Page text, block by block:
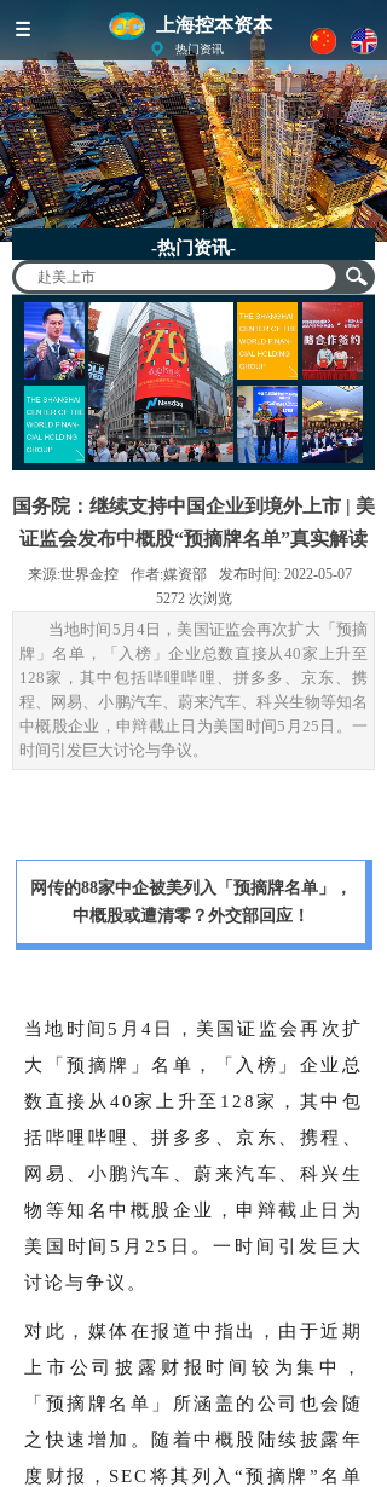
上海控本资本
热门资讯
-热门资讯-
国务院：继续支持中国企业到境外上市 | 美
证监会发布中概股“预摘牌名单”真实解读
来源:世界金控 作者:媒资部 发布时间: 2022-05-07
5272 次浏览
当地时间5月4日，美国证监会再次扩大「预摘
牌」名单，「入榜」企业总数直接从40家上升至
128家，其中包括哔哩哔哩、拼多多、京东、携
程、网易、小鹏汽车、蔚来汽车、科兴生物等知名
中概股企业，申辩截止日为美国时间5月25日。一
时间引发巨大讨论与争议。
网传的88家中企被美列入「预摘牌名单」，
中概股或遭清零？外交部回应！
当地时间5月4日，美国证监会再次扩
大「预摘牌」名单，「入榜」企业总
数直接从40家上升至128家，其中包
括哔哩哔哩、拼多多、京东、携程、
网易、小鹏汽车、蔚来汽车、科兴生
物等知名中概股企业，申辩截止日为
美国时间5月25日。一时间引发巨大
讨论与争议。
对此，媒体在报道中指出，由于近期
上市公司披露财报时间较为集中，
「预摘牌名单」所涵盖的公司也会随
之快速增加。随着中概股陆续披露年
度财报，SEC将其列入“预摘牌”名单